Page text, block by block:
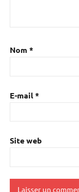
Nom *
E-mail*
Site web